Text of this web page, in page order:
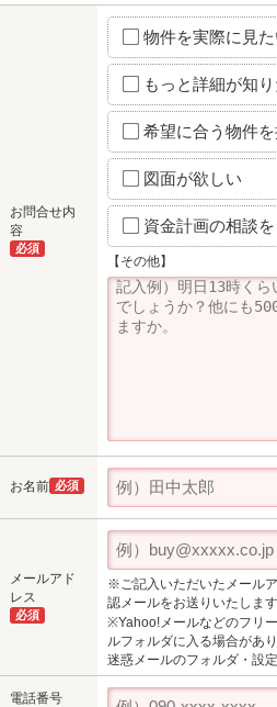
お問合せ内
容
必須
物件を実際に見た
もっと詳細が知
希望に合う物件
図面が欲しい
資金計画の相談
【その他】
お名前 必須
メールアド
レス
必須
※ご記入いただいたメール
認メールをお送りいたします
※Yahoo!メールなどのフリ
ルフォルダに入る場合があり
迷惑メールのフォルダ・設
電話番号